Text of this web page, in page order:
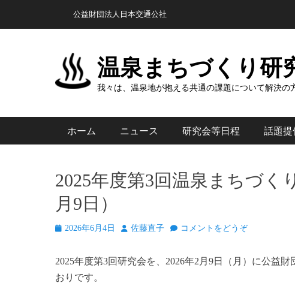
キ
ヘッダートップメニュー
公益財団法人日本交通公社
温泉まちづくり研
我々は、温泉地が抱える共通の課題について解決の
メインメニュー
ホーム ニュース 研究会等日程 話題提
2025年度第3回温泉まちづく
月9日）
投 2026年6月4日
投
者
佐藤直子 コメントをどうぞ
2025年度第3回研究会を、2026年2月9日（月）に公益
おりです。